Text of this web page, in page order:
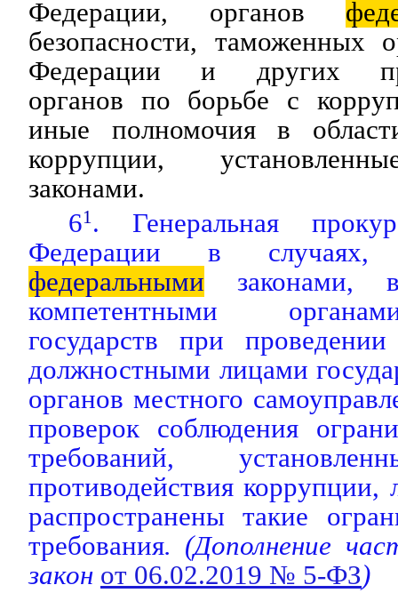
Федерации, органов
безопасности, таможенных
Федерации и других
органов по борьбе с
иные полномочия в
коррупции,
законами.
61 . Генеральная
Федерации в случаях,
федеральными законами,
компетентными
государств при
должностными лицами
органов местного
проверок соблюдения
требований,
противодействия
распространены такие
требования. (Дополнение
закон от 06.02.2019 № 5-ФЗ)